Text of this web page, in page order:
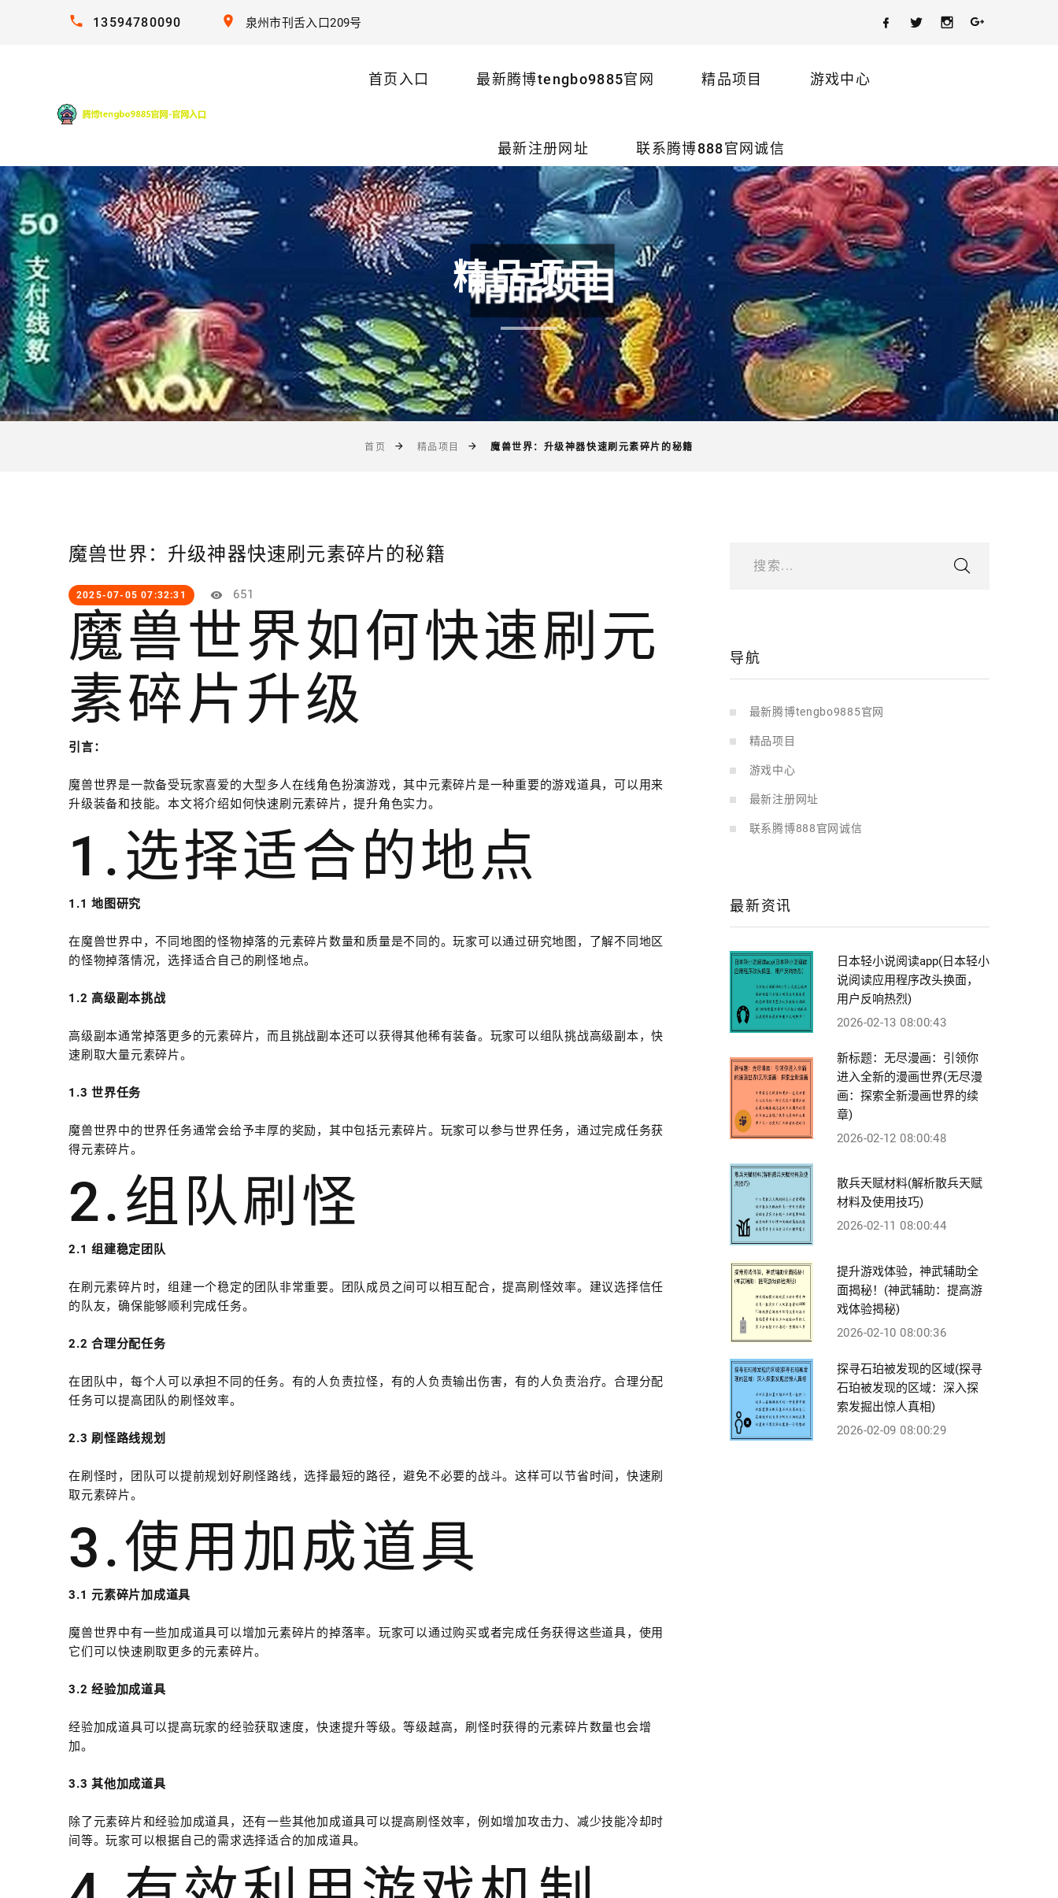
13594780090 泉州市刊舌入口209号
首页入口 最新腾博tengbo9885官网 精品项目 游戏中心
最新注册网址 联系腾博888官网诚信
精品项目
首页 精品项目 魔兽世界：升级神器快速刷元素碎片的秘籍
魔兽世界：升级神器快速刷元素碎片的秘籍
2025-07-05 07:32:31 651
魔兽世界如何快速刷元
素碎片升级
引言：
魔兽世界是一款备受玩家喜爱的大型多人在线角色扮演游戏，其中元素碎片是一种重要的游戏道具，可以用来
升级装备和技能。本文将介绍如何快速刷元素碎片，提升角色实力。
1.选择适合的地点
1.1 地图研究
在魔兽世界中，不同地图的怪物掉落的元素碎片数量和质量是不同的。玩家可以通过研究地图，了解不同地区
的怪物掉落情况，选择适合自己的刷怪地点。
1.2 高级副本挑战
高级副本通常掉落更多的元素碎片，而且挑战副本还可以获得其他稀有装备。玩家可以组队挑战高级副本，快
速刷取大量元素碎片。
1.3 世界任务
魔兽世界中的世界任务通常会给予丰厚的奖励，其中包括元素碎片。玩家可以参与世界任务，通过完成任务获
得元素碎片。
2.组队刷怪
2.1 组建稳定团队
在刷元素碎片时，组建一个稳定的团队非常重要。团队成员之间可以相互配合，提高刷怪效率。建议选择信任
的队友，确保能够顺利完成任务。
2.2 合理分配任务
在团队中，每个人可以承担不同的任务。有的人负责拉怪，有的人负责输出伤害，有的人负责治疗。合理分配
任务可以提高团队的刷怪效率。
2.3 刷怪路线规划
在刷怪时，团队可以提前规划好刷怪路线，选择最短的路径，避免不必要的战斗。这样可以节省时间，快速刷
取元素碎片。
3.使用加成道具
3.1 元素碎片加成道具
魔兽世界中有一些加成道具可以增加元素碎片的掉落率。玩家可以通过购买或者完成任务获得这些道具，使用
它们可以快速刷取更多的元素碎片。
3.2 经验加成道具
经验加成道具可以提高玩家的经验获取速度，快速提升等级。等级越高，刷怪时获得的元素碎片数量也会增
加。
3.3 其他加成道具
除了元素碎片和经验加成道具，还有一些其他加成道具可以提高刷怪效率，例如增加攻击力、减少技能冷却时
间等。玩家可以根据自己的需求选择适合的加成道具。
搜索...
导航
最新腾博tengbo9885官网
精品项目
游戏中心
最新注册网址
联系腾博888官网诚信
最新资讯
日本轻小说阅读app(日本轻小
说阅读应用程序改头换面，
用户反响热烈)
2026-02-13 08:00:43
新标题：无尽漫画：引领你
进入全新的漫画世界(无尽漫
画：探索全新漫画世界的续
章)
2026-02-12 08:00:48
散兵天赋材料(解析散兵天赋
材料及使用技巧)
2026-02-11 08:00:44
提升游戏体验，神武辅助全
面揭秘！(神武辅助：提高游
戏体验揭秘)
2026-02-10 08:00:36
探寻石珀被发现的区域(探寻
石珀被发现的区域：深入探
索发掘出惊人真相)
2026-02-09 08:00:29